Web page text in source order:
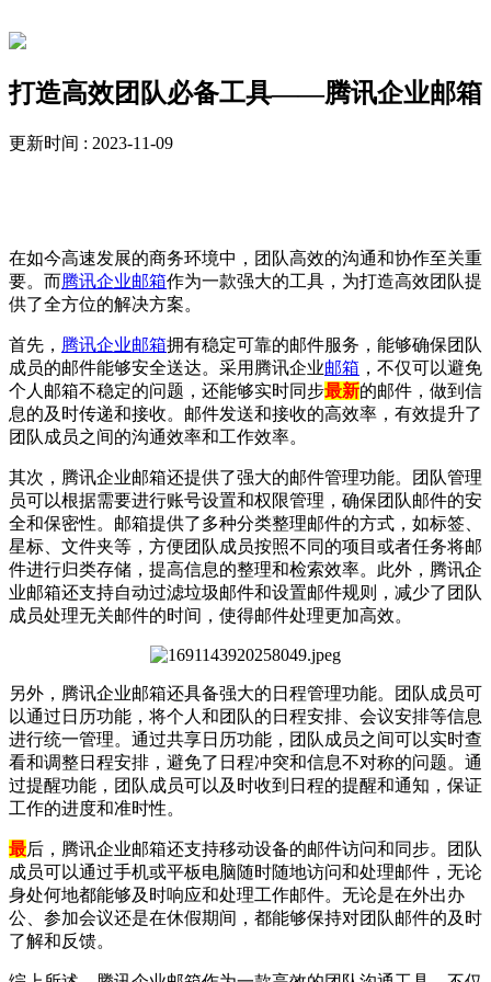
打造高效团队必备工具——腾讯企业邮箱
更新时间 : 2023-11-09
在如今高速发展的商务环境中，团队高效的沟通和协作至关重
要。而腾讯企业邮箱作为一款强大的工具，为打造高效团队提
供了全方位的解决方案。
首先， 腾讯企业邮箱拥有稳定可靠的邮件服务，能够确保团队
成员的邮件能够安全送达。采用腾讯企业邮箱 ，不仅可以避免
个人邮箱不稳定的问题，还能够实时同步最新的邮件，做到信
息的及时传递和接收。邮件发送和接收的高效率，有效提升了
团队成员之间的沟通效率和工作效率。
其次，腾讯企业邮箱还提供了强大的邮件管理功能。团队管理
员可以根据需要进行账号设置和权限管理，确保团队邮件的安
全和保密性。邮箱提供了多种分类整理邮件的方式，如标签、
星标、文件夹等，方便团队成员按照不同的项目或者任务将邮
件进行归类存储，提高信息的整理和检索效率。此外，腾讯企
业邮箱还支持自动过滤垃圾邮件和设置邮件规则，减少了团队
成员处理无关邮件的时间，使得邮件处理更加高效。
另外，腾讯企业邮箱还具备强大的日程管理功能。团队成员可
以通过日历功能，将个人和团队的日程安排、会议安排等信息
进行统一管理。通过共享日历功能，团队成员之间可以实时查
看和调整日程安排，避免了日程冲突和信息不对称的问题。通
过提醒功能，团队成员可以及时收到日程的提醒和通知，保证
工作的进度和准时性。
最后，腾讯企业邮箱还支持移动设备的邮件访问和同步。团队
成员可以通过手机或平板电脑随时随地访问和处理邮件，无论
身处何地都能够及时响应和处理工作邮件。无论是在外出办
公、参加会议还是在休假期间，都能够保持对团队邮件的及时
了解和反馈。